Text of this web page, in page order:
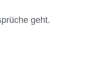
geht.